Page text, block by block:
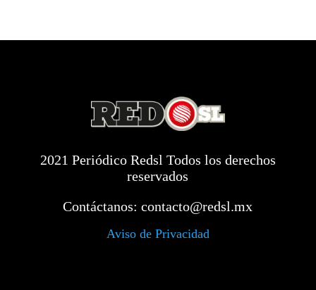
2021 Periódico Redsl Todos los derechos
reservados
Contáctanos:contacto@redsl.mx
Aviso de Privacidad